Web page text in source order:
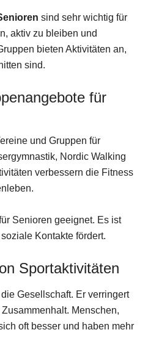
sind sehr wichtig für
aktiv zu bleiben und
bieten Aktivitäten an,
sind.
für
und Gruppen für
Nordic Walking
verbessern die Fitness
Senioren geeignet. Es ist
Kontakte fördert.
Sportaktivitäten
Gesellschaft. Er verringert
Menschen,
oft besser und haben mehr